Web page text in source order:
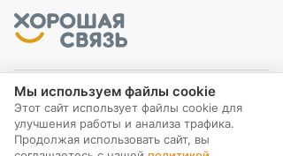
МЫ В СОЦ. СЕТЯХ
Мы используем файлы cookie
Этот сайт использует файлы cookie для
улучшения работы и анализа трафика.
Продолжая использовать сайт, вы